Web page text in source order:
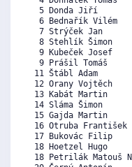
5
6
7
8
9
9
11 Štábl
12 Orany
13 Kabát
14 Sláma
15 Gajda
16 Otruba
17
18
18 Petrilák